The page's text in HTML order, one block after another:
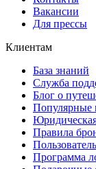
Вакансии
Для прессы
Клиентам
База знаний
Служба
Блог о
Популярные
Правила
Программа